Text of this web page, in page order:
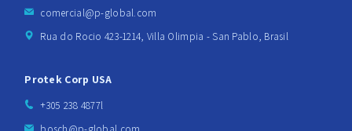
comercial@p-global.com
Rua do Rocio 423-1214, Villa Olimpia - San Pablo, Brasil
Protek Corp USA
+305 238 4877l